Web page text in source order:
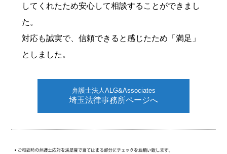
してくれたため安心して相談することができまし
た。
対応も誠実で、信頼できると感じたため「満足」
としました。
弁護士法人ALG&Associates
埼玉法律事務所ページへ